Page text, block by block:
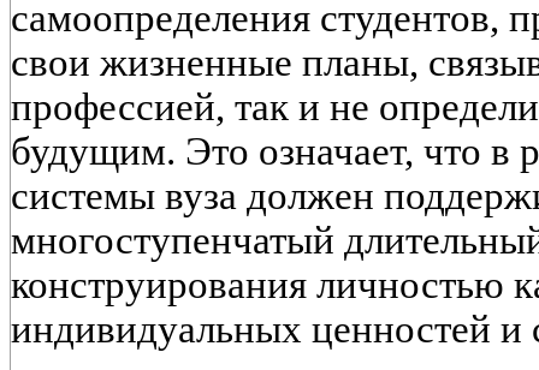
самоопределения студентов,
свои жизненные планы,
профессией, так и не
будущим. Это означает, что в
системы вуза должен
многоступенчатый
конструирования личностью
индивидуальных ценностей и